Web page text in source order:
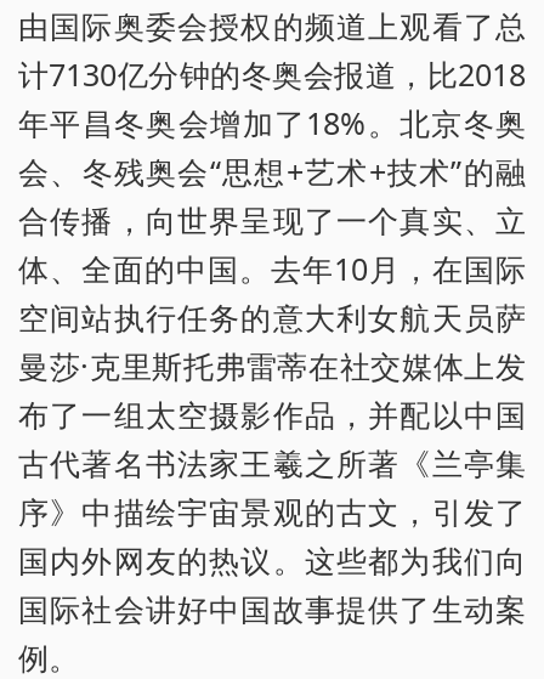
由国际奥委会授权的频道上观看了总
计7130亿分钟的冬奥会报道，比2018
年平昌冬奥会增加了18%。北京冬奥
会、冬残奥会“思想+艺术+技术”的融
合传播，向世界呈现了一个真实、立
体、全面的中国。去年10月，在国际
空间站执行任务的意大利女航天员萨
曼莎·克里斯托弗雷蒂在社交媒体上发
布了一组太空摄影作品，并配以中国
古代著名书法家王羲之所著《兰亭集
序》中描绘宇宙景观的古文，引发了
国内外网友的热议。这些都为我们向
国际社会讲好中国故事提供了生动案
例。